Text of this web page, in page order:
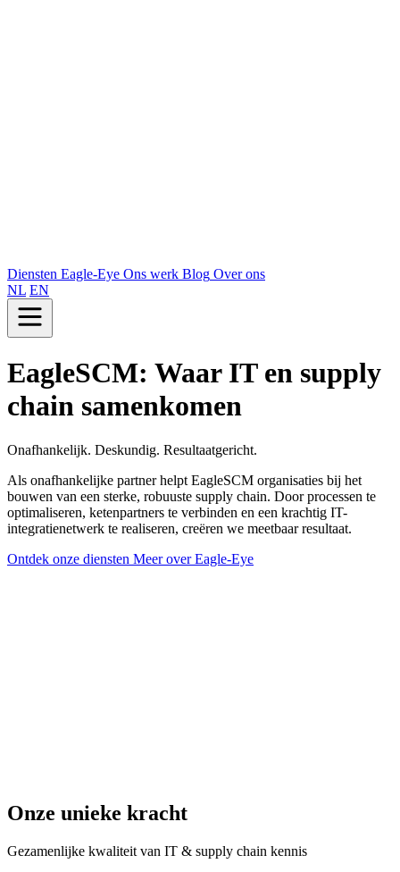
Diensten Eagle-Eye Ons werk Blog Over ons
NL EN
EagleSCM: Waar IT en supply
chain samenkomen
Onafhankelijk. Deskundig. Resultaatgericht.
Als onafhankelijke partner helpt EagleSCM organisaties bij het
bouwen van een sterke, robuuste supply chain. Door processen te
optimaliseren, ketenpartners te verbinden en een krachtig IT-
integratienetwerk te realiseren, creëren we meetbaar resultaat.
Ontdek onze diensten Meer over Eagle-Eye
Onze unieke kracht
Gezamenlijke kwaliteit van IT & supply chain kennis